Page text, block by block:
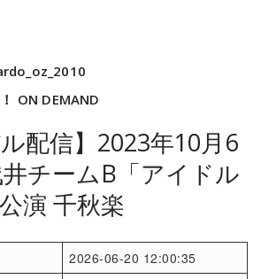
ON DEMAND
ル配信】2023年10月6
チームB「アイドル
演 千秋楽
2026-06-20 12:00:35